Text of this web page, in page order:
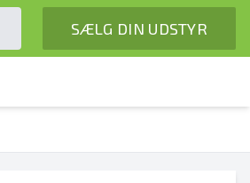
SÆLG DIN UDSTYR